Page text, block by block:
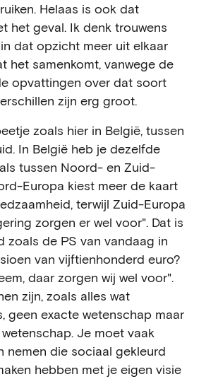
Helaas is ook dat
het geval. Ik denk trouwens
dat opzicht meer uit elkaar
het samenkomt, vanwege de
opvattingen over dat soort
zijn erg groot.
zoals hier in België, tussen
In België heb je dezelfde
tussen Noord- en Zuid-
Europa kiest meer de kaart
terwijl Zuid-Europa
zorgen er wel voor". Dat is
zoals de PS van vandaag in
van vijftienhonderd euro?
daar zorgen wij wel voor".
zijn, zoals alles wat
geen exacte wetenschap maar
Je moet vaak
nemen die sociaal gekleurd
hebben met je eigen visie